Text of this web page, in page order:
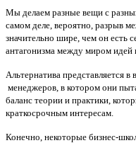
Мы делаем разные вещи с
самом деле, вероятно, разрыв
значительно шире, чем он есть
антагонизма между миром идей
Альтернатива представляется в
менеджеров, в котором они
баланс теории и практики,
краткосрочным интересам.
Конечно, некоторые бизнес-